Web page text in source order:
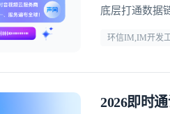
底层打通数据
环信IM,IM开发
2026即时